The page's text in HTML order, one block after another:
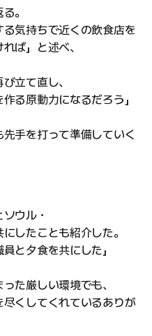
。
気持ちで近くの飲食店を
ば」と述べ、
立て直し、
る原動力になるだろう」
先手を打って準備していく
ウル・
したことも紹介した。
と夕食を共にした」
た厳しい環境でも、
くしてくれているありが